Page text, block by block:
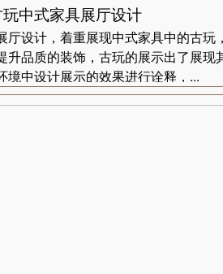
中式家具展厅设计
厅设计，着重展现中式家具中的古玩
升品质的装饰，古玩的展示出了展现
境中设计展示的效果进行诠释，...